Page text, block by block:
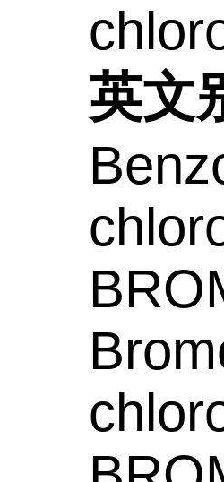
英文